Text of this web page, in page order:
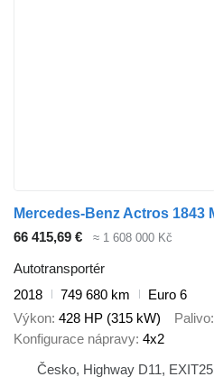
66 415,69 € ≈ 1 608 000 Kč
Autotransportér
2018
749 680 km
Euro 6
Výkon 428 HP (315 kW) Palivo
Konfigurace nápravy 4x2
Česko, Highway D11, EXIT25